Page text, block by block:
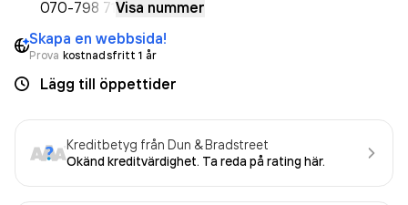
070-798 71 Visa nummer
Skapa en webbsida!
Prova kostnadsfritt 1 år
Lägg till öppettider
Kreditbetyg från Dun & Bradstreet
Okänd kreditvärdighet. Ta reda på rating här.